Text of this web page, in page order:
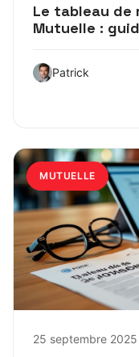
Le tableau de
Mutuelle :
Patrick
MUTUELLE
25 septembre 2025